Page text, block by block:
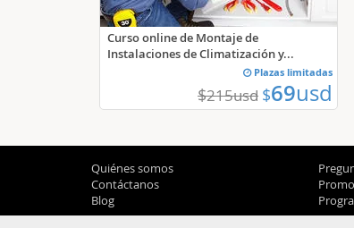
Curso online de Montaje de
Instalaciones de Climatización y...
Plazas limitadas
$215usd $69usd
Quiénes somos
Contáctanos
Blog